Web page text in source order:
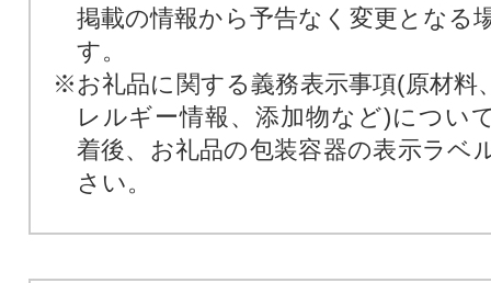
掲載の情報から予告なく変更となる
す。
※お礼品に関する義務表示事項(原材料
レルギー情報、添加物など)につい
着後、お礼品の包装容器の表示ラベ
さい。